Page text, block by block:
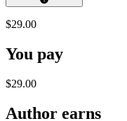
$29.00
You pay
$29.00
Author earns